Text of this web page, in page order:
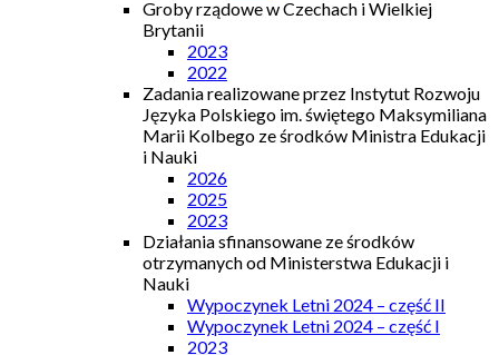
Groby rządowe w Czechach i Wielkiej
Brytanii
2023
2022
Zadania realizowane przez Instytut Rozwoju
Języka Polskiego im. świętego Maksymiliana
Marii Kolbego ze środków Ministra Edukacji
i Nauki
2026
2025
2023
Działania sfinansowane ze środków
otrzymanych od Ministerstwa Edukacji i
Nauki
Wypoczynek Letni 2024 – część II
Wypoczynek Letni 2024 – część I
2023